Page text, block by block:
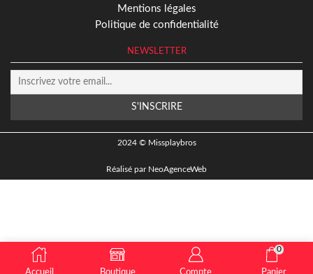
Mentions légales
Politique de confidentialité
NEWSLETTER
2024 © Missplaybros
Réalisé par NeoAgenceWeb
0